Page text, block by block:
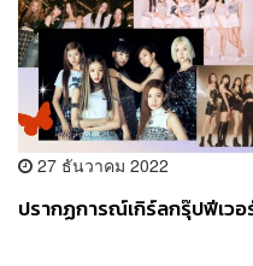
27 ธันวาคม 2022
ปรากฏการณ์เกิร์ลกรุ๊ปฟีเว